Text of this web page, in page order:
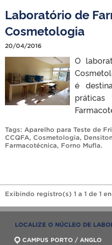
Laboratório de
Cosmetologia
20/04/2016
O
é
Tags: Aparelho para Teste de
CCQFA, Cosmetologia,
Farmacotécnica, Forno Mufla.
Exibindo registro(s) 1 a 1 de 1
LOCALIZE O NÚCLEO DE
CAMPUS PORTO / ANGLO